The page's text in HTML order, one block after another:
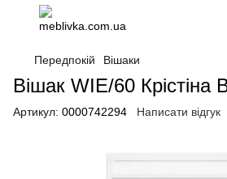
Передпокій Вішаки
Вішак WIE/60 Крістіна
Артикул: 0000742294 Написати відгук